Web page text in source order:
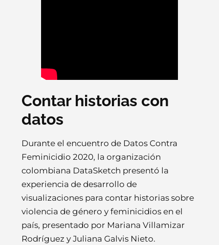
Contar historias con
datos
Durante el encuentro de Datos Contra
Feminicidio 2020, la organización
colombiana DataSketch presentó la
experiencia de desarrollo de
visualizaciones para contar historias sobre
violencia de género y feminicidios en el
país, presentado por Mariana Villamizar
Rodríguez y Juliana Galvis Nieto.